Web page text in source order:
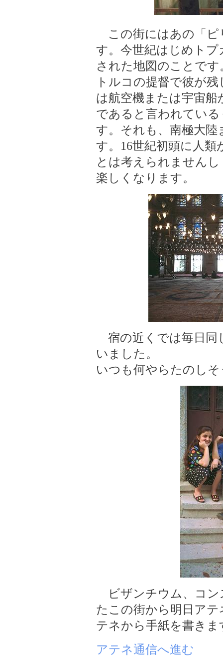
この街にはあの「ピ
す。今世紀はじめト
された地図のことで
トルコの提督で彼が
は航空機または宇宙
であると言われてい
す。それも、南極大
す。16世紀初頭に人
とは考えられません
楽しくなります。
宿の近くでは毎日同
いました。
いつも何やらたのし
ビザンチウム、コン
たこの街から明日ア
テネから手紙を書きま
アテネ通信へ進む